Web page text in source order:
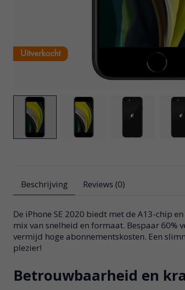
Uitverkocht
Beschrijving Reviews (0)
De iPhone SE 2020 biedt met de A13-chip
mix van snelheid en formaat. Bespaar 60%
vermijd hoge abonnementskosten. Een
plezier!
Betrouwbaarheid en